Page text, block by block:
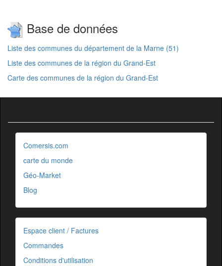
Base de données
Liste des communes du département de la Marne (51)
Liste des communes de la région du Grand-Est
Carte des communes de la région du Grand-Est
Comersis.com
carte du monde
Géo-Market
Blog
Espace client / Factures
Commandes
Conditions d'utilisation